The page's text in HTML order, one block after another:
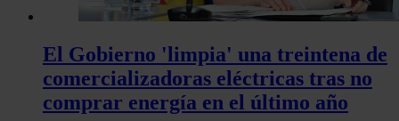
El Gobierno 'limpia' una treintena de
comercializadoras eléctricas tras no
comprar energía en el último año